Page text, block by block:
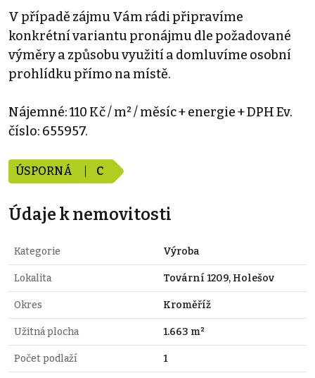
V případě zájmu Vám rádi připravíme
konkrétní variantu pronájmu dle požadované
výměry a způsobu využití a domluvíme osobní
prohlídku přímo na místě.
Nájemné: 110 Kč / m² / měsíc + energie + DPH Ev.
číslo: 655957.
ÚSPORNÁ C
Údaje k nemovitosti
Kategorie Výroba
Lokalita Tovární 1209, Holešov
Okres Kroměříž
Užitná plocha 1.663 m²
Počet podlaží 1